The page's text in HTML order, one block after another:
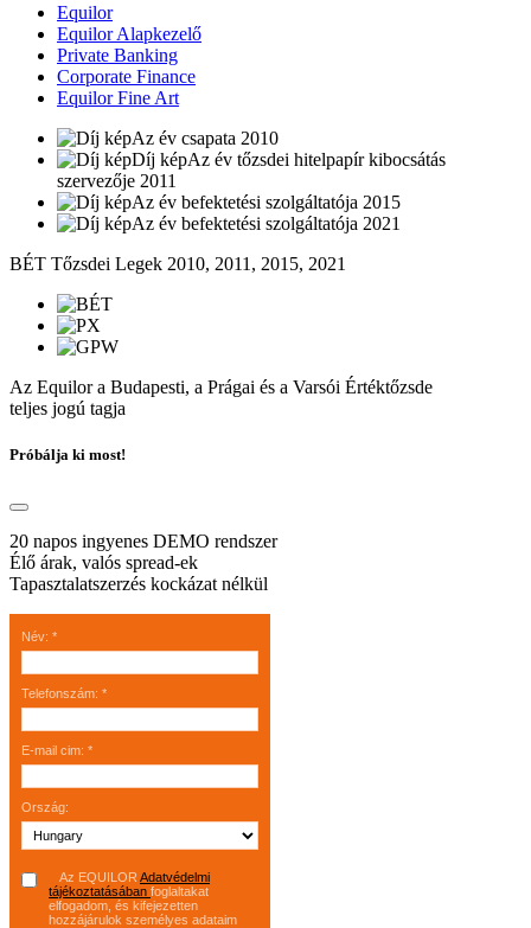
Equilor
Equilor Alapkezelő
Private Banking
Corporate Finance
Equilor Fine Art
Az év csapata 2010
Az év tőzsdei hitelpapír kibocsátás
szervezője 2011
Az év befektetési szolgáltatója 2015
Az év befektetési szolgáltatója 2021
BÉT Tőzsdei Legek 2010, 2011, 2015, 2021
Az Equilor a Budapesti, a Prágai és a Varsói Értéktőzsde
teljes jogú tagja
Próbálja ki most!
20 napos ingyenes DEMO rendszer
Élő árak, valós spread-ek
Tapasztalatszerzés kockázat nélkül
Név: *
Telefonszám: *
E-mail cim: *
Ország:
Az EQUILOR Adatvédelmi
tájékoztatásában foglaltakat
elfogadom, és kifejezetten
hozzájárulok személyes adataim